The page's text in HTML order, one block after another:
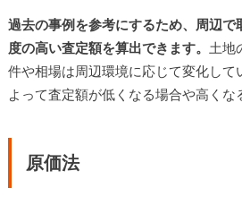
過去の事例を参考にするため、周辺で
度の高い査定額を算出できます。 土地
件や相場は周辺環境に応じて変化して
よって査定額が低くなる場合や高くな
原価法